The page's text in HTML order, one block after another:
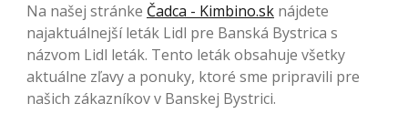
Na našej stránke Čadca - Kimbino.sk nájdete
najaktuálnejší leták Lidl pre Banská Bystrica s
názvom Lidl leták. Tento leták obsahuje všetky
aktuálne zľavy a ponuky, ktoré sme pripravili pre
našich zákazníkov v Banskej Bystrici.